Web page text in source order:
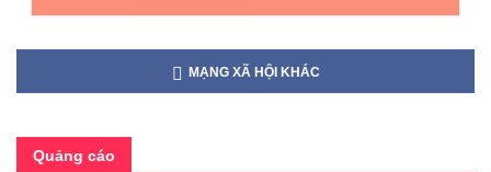
MẠNG XÃ HỘI KHÁC
Quảng cáo